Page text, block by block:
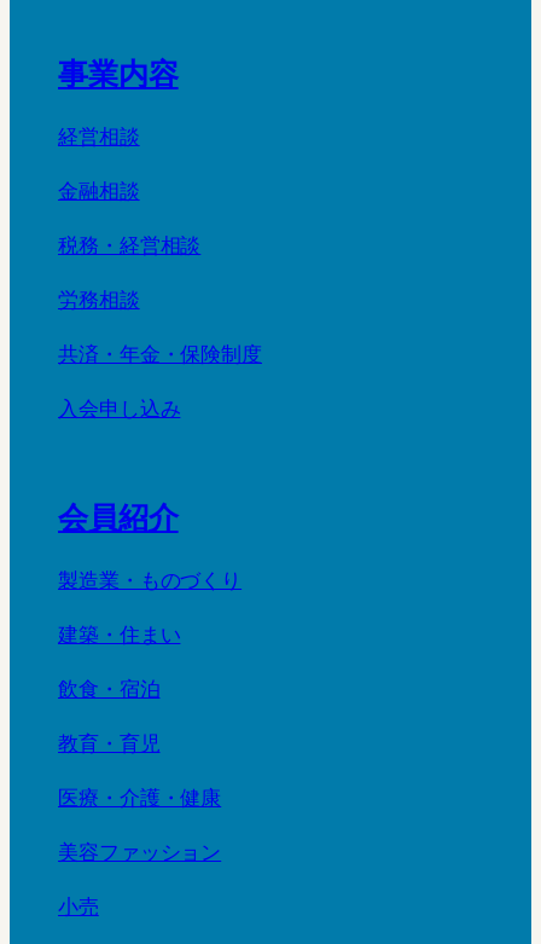
事業内容
経営相談
金融相談
税務・経営相談
労務相談
共済・年金・保険制度
入会申し込み
会員紹介
製造業・ものづくり
建築・住まい
飲食・宿泊
教育・育児
医療・介護・健康
美容ファッション
小売